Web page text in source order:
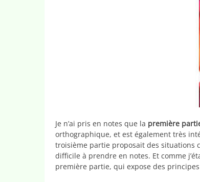
Je n’ai pris en notes que la première
orthographique, et est également très
troisième partie proposait des situations
difficile à prendre en notes. Et comme
première partie, qui expose des